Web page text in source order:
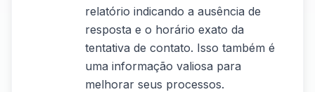
relatório indicando a ausência de
resposta e o horário exato da
tentativa de contato. Isso também é
uma informação valiosa para
melhorar seus processos.